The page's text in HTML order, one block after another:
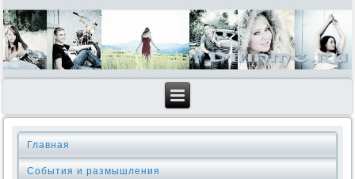
Главная
События и размышления